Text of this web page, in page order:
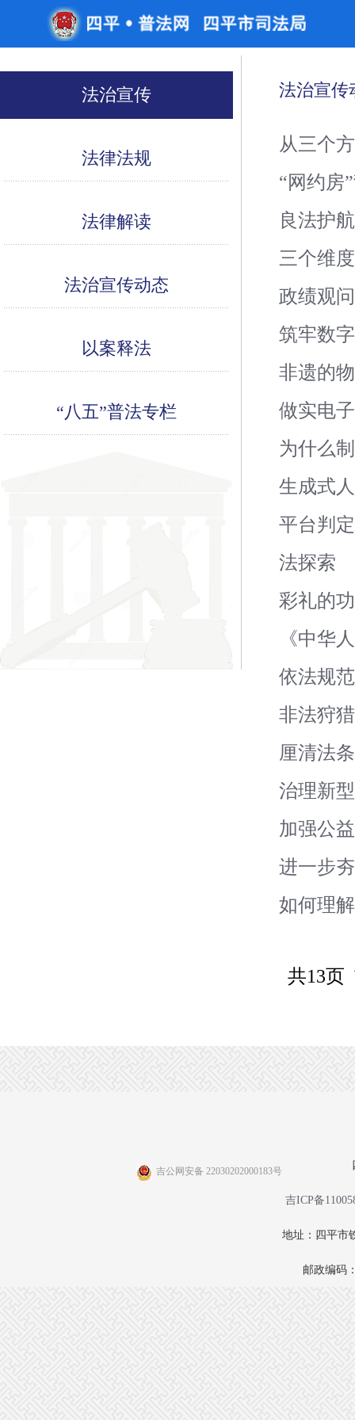
法治宣传
法律法规
法律解读
法治宣传动态
以案释法
“八五”普法专栏
法治宣传
从三个
“网约房
良法护
三个维
政绩观
筑牢数
非遗的
做实电
为什么
生成式
平台判
法探索
彩礼的
《中华
依法规
非法狩
厘清法
治理新
加强公
进一步
如何理
共13页
吉公网安备 22030202000183号
吉ICP备
地址：四平市
邮政编码